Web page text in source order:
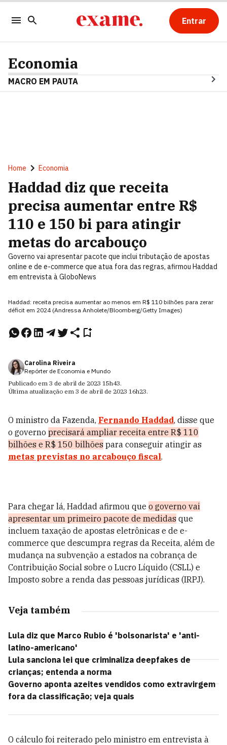
Entrar
Economia
MACRO EM PAUTA
Home Economia
Haddad diz que receita
precisa aumentar entre R$
110 e 150 bi para atingir
metas do arcabouço
Governo vai apresentar pacote que inclui tributação de apostas
online e de e-commerce que atua fora das regras, afirmou Haddad
em entrevista à GloboNews
Haddad: receita precisa aumentar ao menos em R$ 110 bilhões para zerar
déficit em 2024 (Andressa Anholete/Bloomberg/Getty Images)
Carolina Riveira
Repórter de Economia e Mundo
Publicado em 3 de abril de 2023 15h43.
Última atualização em 3 de abril de 2023 16h23.
O ministro da Fazenda, Fernando Haddad, disse que
o governo precisará ampliar receita entre R$ 110
bilhões e R$ 150 bilhões para conseguir atingir as
metas previstas no arcabouço fiscal.
Para chegar lá, Haddad afirmou que o governo vai
apresentar um primeiro pacote de medidas que
incluem taxação de apostas eletrônicas e de e-
commerce que descumpra regras da Receita, além de
mudança na subvenção a estados na cobrança de
Contribuição Social sobre o Lucro Líquido (CSLL) e
Imposto sobre a renda das pessoas jurídicas (IRPJ).
Veja também
Lula diz que Marco Rubio é 'bolsonarista' e 'anti-
latino-americano'
Lula sanciona lei que criminaliza deepfakes de
crianças; entenda a norma
Governo aponta azeites vendidos como extravirgem
fora da classificação; veja quais
O cálculo foi reiterado pelo ministro em entrevista à